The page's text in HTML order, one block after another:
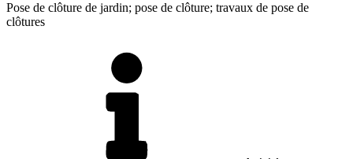
Pose de clôture de jardin; pose de clôture; travaux de pose de
clôtures